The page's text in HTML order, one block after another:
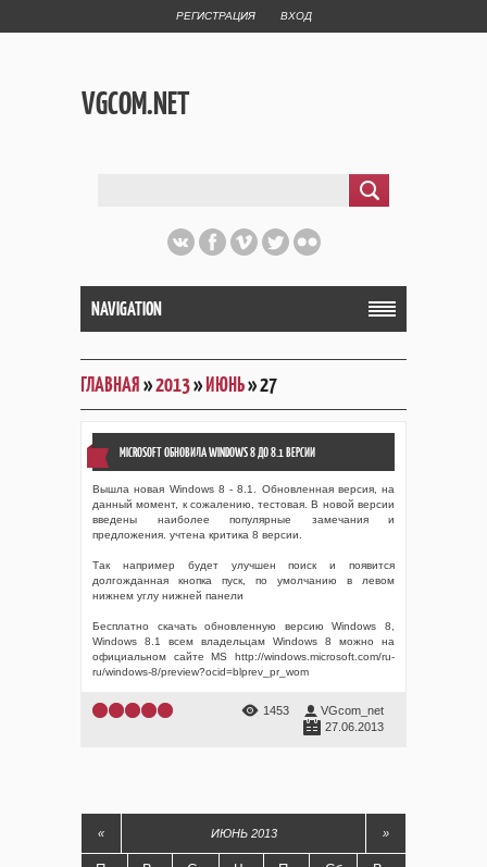
РЕГИСТРАЦИЯ ВХОД
VGCOM.NET
NAVIGATION
ГЛАВНАЯ»2013»ИЮНЬ»27
MICROSOFT ОБНОВИЛА WINDOWS 8 ДО 8.1 ВЕРСИИ
Вышла новая Windows 8 - 8.1. Обновленная версия, на
данный момент, к сожалению, тестовая. В новой версии
введены наиболее популярные замечания и
предложения. учтена критика 8 версии.
Так например будет улучшен поиск и появится
долгожданная кнопка пуск, по умолчанию в левом
нижнем углу нижней панели
Бесплатно скачать обновленную версию Windows 8,
Windows 8.1 всем владельцам Windows 8 можно на
официальном сайте MS http://windows.microsoft.com/ru-
ru/windows-8/preview?ocid=blprev_pr_wom
1453
VGcom_net
27.06.2013
« ИЮНЬ 2013 »